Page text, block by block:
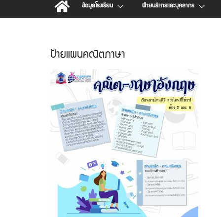
ข้อมูลโรงเรียน ฝ่ายบริหารและบุคลากร
ป้ายแผนคณิตภาษา